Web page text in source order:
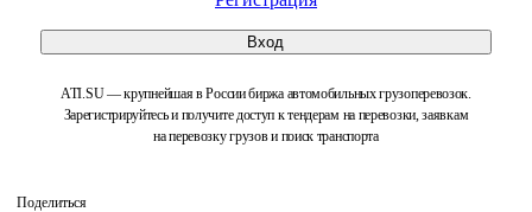
Вход
ATI.SU — крупнейшая в России биржа автомобильных грузоперевозок.
Зарегистрируйтесь и получите доступ к тендерам на перевозки, заявкам
на перевозку грузов и поиск транспорта
Поделиться